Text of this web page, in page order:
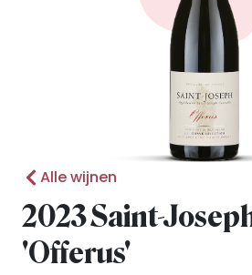
Alle wijnen
2023 Saint-
'Offerus'